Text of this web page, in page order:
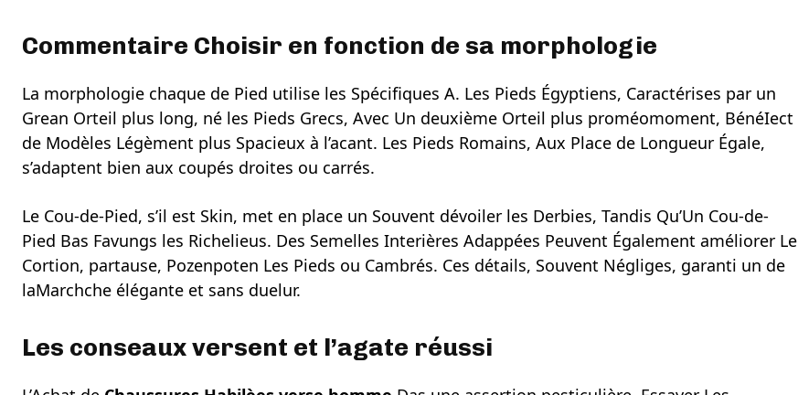
Commentaire Choisir en fonction de sa morphologie
La morphologie chaque de Pied utilise les Spécifiques A. Les Pieds Égyptiens, Caractérises par un
Grean Orteil plus long, né les Pieds Grecs, Avec Un deuxième Orteil plus proméomoment, BénéIect
de Modèles Légèment plus Spacieux à l’acant. Les Pieds Romains, Aux Place de Longueur Égale,
s’adaptent bien aux coupés droites ou carrés.
Le Cou-de-Pied, s’il est Skin, met en place un Souvent dévoiler les Derbies, Tandis Qu’Un Cou-de-
Pied Bas Favungs les Richelieus. Des Semelles Interières Adappées Peuvent Également améliorer Le
Cortion, partause, Pozenpoten Les Pieds ou Cambrés. Ces détails, Souvent Négliges, garanti un de
laMarchche élégante et sans duelur.
Les conseaux versent et l’agate réussi